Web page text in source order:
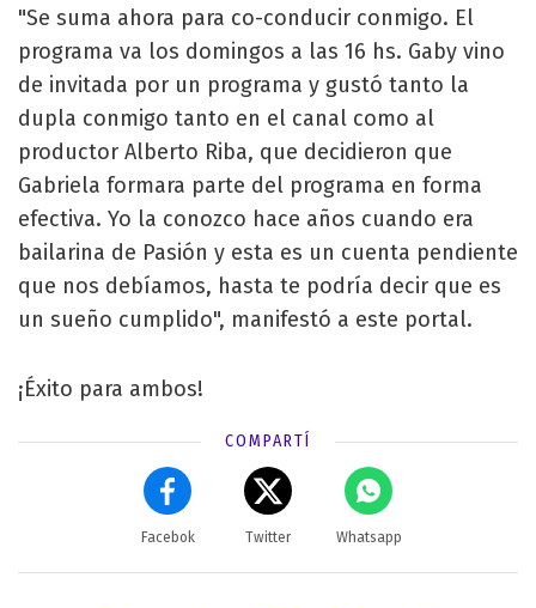
"Se suma ahora para co-conducir conmigo. El
programa va los domingos a las 16 hs. Gaby vino
de invitada por un programa y gustó tanto la
dupla conmigo tanto en el canal como al
productor Alberto Riba, que decidieron que
Gabriela formara parte del programa en forma
efectiva. Yo la conozco hace años cuando era
bailarina de Pasión y esta es un cuenta pendiente
que nos debíamos, hasta te podría decir que es
un sueño cumplido", manifestó a este portal.
¡Éxito para ambos!
COMPARTÍ
Facebok Twitter Whatsapp